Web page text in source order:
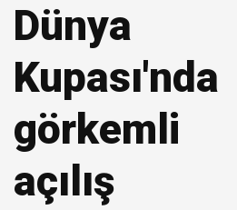
Dünya
Kupası'nda
görkemli
açılış